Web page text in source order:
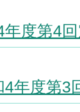
度第4
年度第3